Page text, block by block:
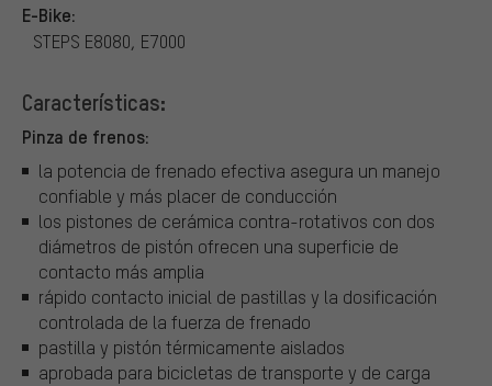
E-Bike:
STEPS E8080, E7000
Características:
Pinza de frenos:
la potencia de frenado efectiva asegura un manejo
confiable y más placer de conducción
los pistones de cerámica contra-rotativos con dos
diámetros de pistón ofrecen una superficie de
contacto más amplia
rápido contacto inicial de pastillas y la dosificación
controlada de la fuerza de frenado
pastilla y pistón térmicamente aislados
aprobada para bicicletas de transporte y de carga